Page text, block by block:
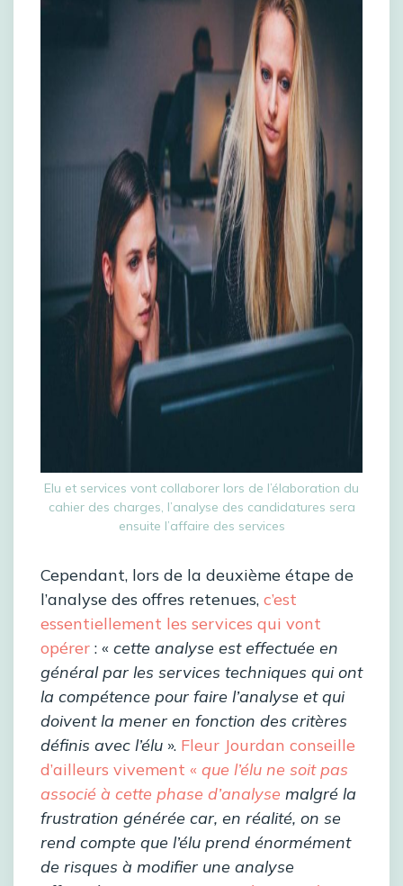
Elu et services vont collaborer lors de l’élaboration du
cahier des charges, l’analyse des candidatures sera
ensuite l’affaire des services
Cependant, lors de la deuxième étape de
l’analyse des offres retenues, c’est
essentiellement les services qui vont
opérer : « cette analyse est effectuée en
général par les services techniques qui ont
la compétence pour faire l’analyse et qui
doivent la mener en fonction des critères
définis avec l’élu ». Fleur Jourdan conseille
d’ailleurs vivement « que l’élu ne soit pas
associé à cette phase d’analyse malgré la
frustration générée car, en réalité, on se
rend compte que l’élu prend énormément
de risques à modifier une analyse